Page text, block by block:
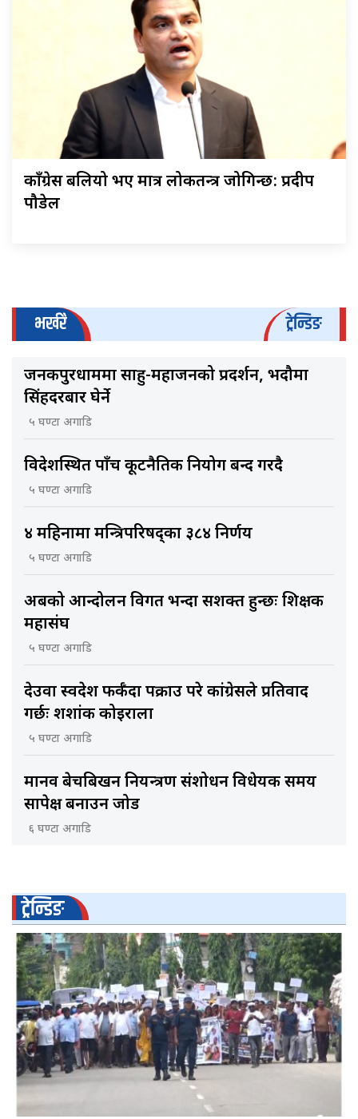
काँग्रेस बलियो भए मात्र लोकतन्त्र जोगिन्छ: प्रदीप
पौडेल
भर्खरै ट्रेन्डिङ
जनकपुरधाममा साहु-महाजनको प्रदर्शन, भदौमा
सिंहदरबार घेर्ने
५ घण्टा अगाडि
विदेशस्थित पाँच कूटनैतिक नियोग बन्द गरिँदै
५ घण्टा अगाडि
४ महिनामा मन्त्रिपरिषद्का ३८४ निर्णय
५ घण्टा अगाडि
अबको आन्दोलन विगत भन्दा सशक्त हुन्छः शिक्षक
महासंघ
५ घण्टा अगाडि
देउवा स्वदेश फर्कँदा पक्राउ परे कांग्रेसले प्रतिवाद
गर्छः शशांक कोइराला
५ घण्टा अगाडि
मानव बेचबिखन नियन्त्रण संशोधन विधेयक समय
सापेक्ष बनाउन जोड
६ घण्टा अगाडि
ट्रेन्डिङ